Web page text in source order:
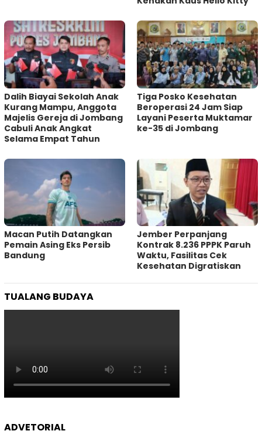
Dalih Biayai Sekolah Anak
Kurang Mampu, Anggota
Majelis Gereja di Jombang
Cabuli Anak Angkat
Selama Empat Tahun
Tiga Posko Kesehatan
Beroperasi 24 Jam Siap
Layani Peserta Muktamar
ke-35 di Jombang
Macan Putih Datangkan
Pemain Asing Eks Persib
Bandung
Jember Perpanjang
Kontrak 8.236 PPPK Paruh
Waktu, Fasilitas Cek
Kesehatan Digratiskan
TUALANG BUDAYA
ADVETORIAL